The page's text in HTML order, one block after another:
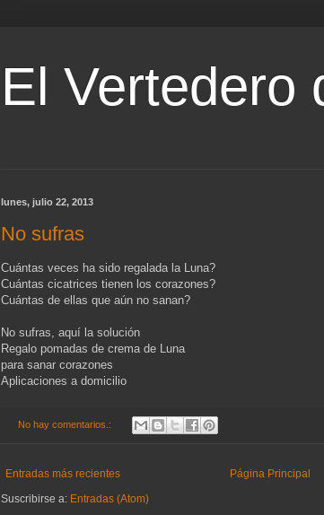
El Vertedero
lunes, julio 22, 2013
No sufras
Cuántas veces ha sido regalada la Luna?
Cuántas cicatrices tienen los corazones?
Cuántas de ellas que aún no sanan?
No sufras, aquí la solución
Regalo pomadas de crema de Luna
para sanar corazones
Aplicaciones a domicilio
No hay comentarios.:
Entradas más recientes
Página Principal
Suscribirse a: Entradas (Atom)